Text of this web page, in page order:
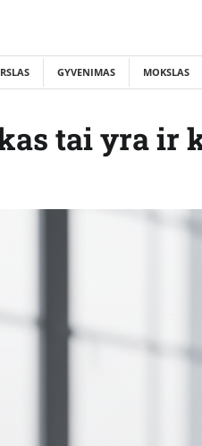
GYVENIMAS MOKSLAS
tai yra ir